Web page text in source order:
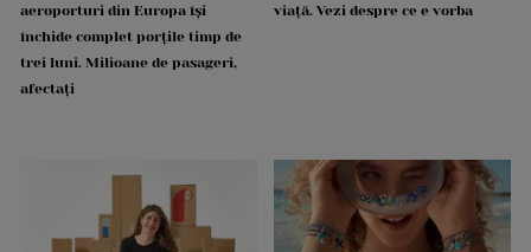
aeroporturi din Europa își
închide complet porțile timp de
trei luni. Milioane de pasageri,
afectați
viață. Vezi despre ce e vorba